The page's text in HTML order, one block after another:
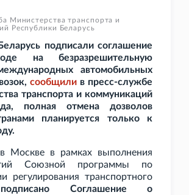
Министерства транспорта и
Республики Беларусь
подписали соглашение
на безразрешительную
автомобильных
сообщили в пресс-службе
транспорта и коммуникаций
полная отмена дозволов
планируется только к
Москве в рамках выполнения
Союзной программы по
регулирования транспортного
подписано Соглашение о